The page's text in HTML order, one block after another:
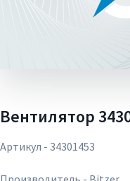
Вентилятор
Артикул - 34301453